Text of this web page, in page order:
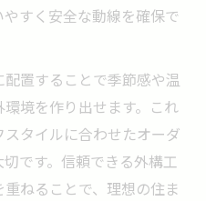
すく安全な動線を確保で
置することで季節感や温
境を作り出せます。これ
タイルに合わせたオーダ
です。信頼できる外構工
ねることで、理想の住ま